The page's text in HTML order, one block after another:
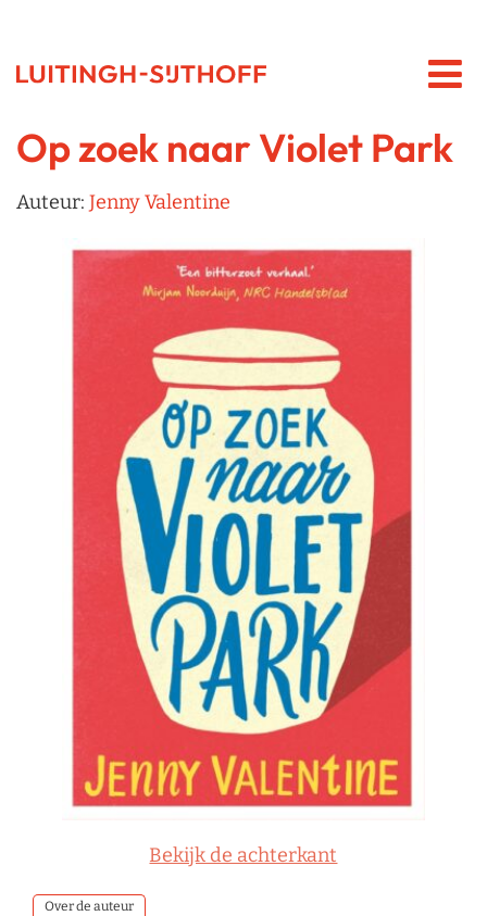
Op zoek naar Violet Park
Auteur: Jenny Valentine
Bekijk de achterkant
Over de auteur